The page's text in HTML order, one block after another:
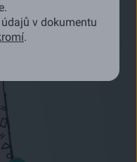
v dokumentu
.